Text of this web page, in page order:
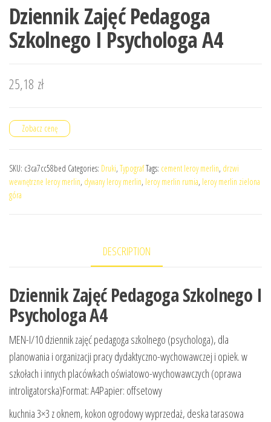
Dziennik Zajęć Pedagoga
Szkolnego I Psychologa A4
25,18 zł
Zobacz cenę
SKU: c3ca7cc58bed Categories: Druki, TypografTags: cement leroy merlin, drzwi
wewnętrzne leroy merlin, dywany leroy merlin, leroy merlin rumia, leroy merlin zielona
góra
DESCRIPTION
Dziennik Zajęć Pedagoga Szkolnego I
Psychologa A4
MEN-I/10 dziennik zajęć pedagoga szkolnego (psychologa), dla
planowania i organizacji pracy dydaktyczno-wychowawczej i opiek. w
szkołach i innych placówkach oświatowo-wychowawczych (oprawa
introligatorska)Format: A4Papier: offsetowy
kuchnia 3×3 z oknem, kokon ogrodowy wyprzedaż, deska tarasowa